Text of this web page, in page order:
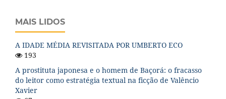
MAIS LIDOS
A IDADE MÉDIA REVISITADA POR UMBERTO ECO
193
A prostituta japonesa e o homem de Baçorá: o fracasso
do leitor como estratégia textual na ficção de Valêncio
Xavier